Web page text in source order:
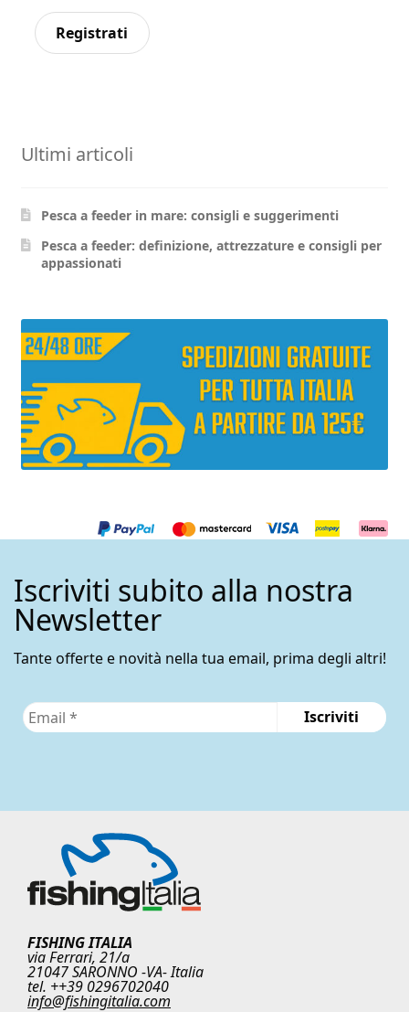
Registrati
Ultimi articoli
Pesca a feeder in mare: consigli e suggerimenti
Pesca a feeder: definizione, attrezzature e consigli per
appassionati
Iscriviti subito alla nostra
Newsletter
Tante offerte e novità nella tua email, prima degli altri!
FISHING ITALIA
via Ferrari, 21/a
21047 SARONNO -VA- Italia
tel. ++39 0296702040
info@fishingitalia.com